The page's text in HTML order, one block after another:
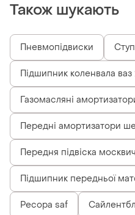
Також шукають
Пневмопідвиски
Підшипник коленвала ваз
Газомасляні
Передні амортизатори
Передня підвіска
Підшипник передньої
Ресора saf